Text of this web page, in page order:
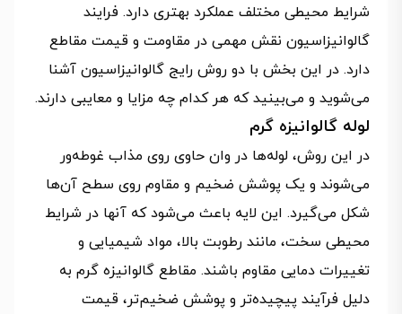
شرایط محیطی مختلف عملکرد بهتری دارد. فرایند
گالوانیزاسیون نقش مهمی در مقاومت و قیمت مقاطع
دارد. در این بخش با دو روش رایج گالوانیزاسیون آشنا
می‌شوید و می‌بینید که هر کدام چه مزایا و معایبی دارند.
لوله گالوانیزه گرم
در این روش، لوله‌ها در وان حاوی روی مذاب غوطه‌ور
می‌شوند و یک پوشش ضخیم و مقاوم روی سطح آن‌ها
شکل می‌گیرد. این لایه باعث می‌شود که آنها در شرایط
محیطی سخت، مانند رطوبت بالا، مواد شیمیایی و
تغییرات دمایی مقاوم باشند. مقاطع گالوانیزه گرم به
دلیل فرآیند پیچیده‌تر و پوشش ضخیم‌تر، قیمت